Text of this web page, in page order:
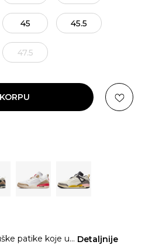
45 45.5
47.5
patike koje u... Detaljnije